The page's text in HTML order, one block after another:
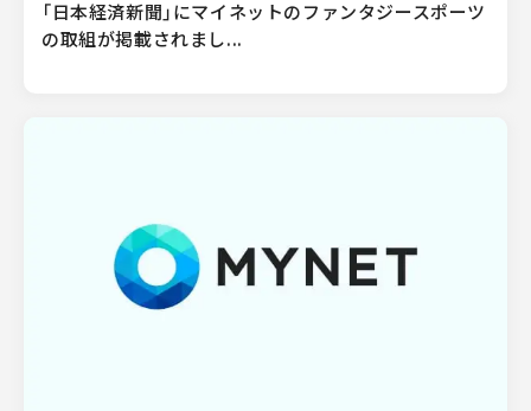
「日本経済新聞」にマイネットのファンタジースポーツ
の取組が掲載されまし...